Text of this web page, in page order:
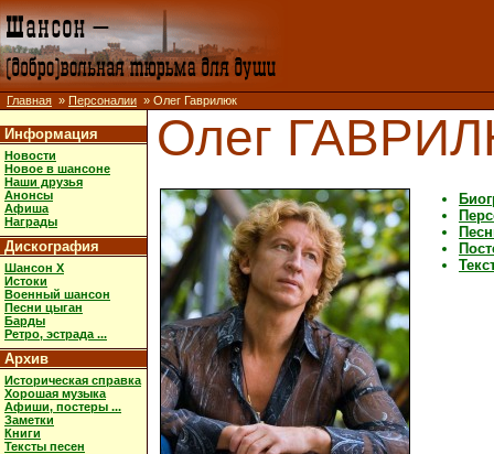
Главная » Персоналии » Олег Гаврилюк
Информация
Новости
Новое в шансоне
Наши друзья
Анонсы
Афиша
Награды
Дискография
Шансон X
Истоки
Военный шансон
Песни цыган
Барды
Ретро, эстрада ...
Архив
Историческая справка
Хорошая музыка
Афиши, постеры ...
Заметки
Книги
Тексты песен
Олег